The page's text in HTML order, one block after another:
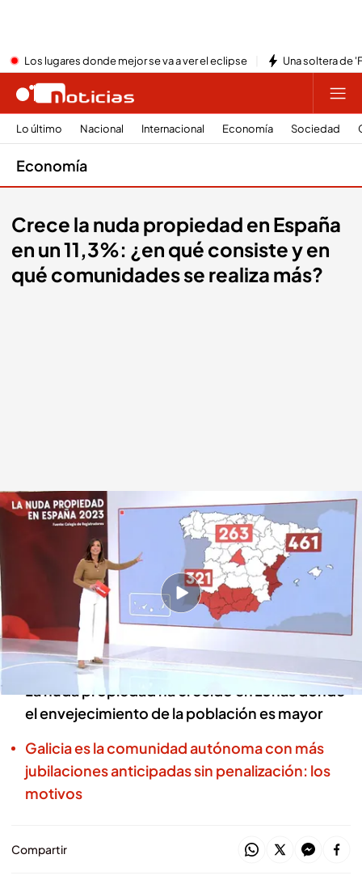
Los lugares donde mejor se va a ver el eclipse Una soltera de
Lo último Nacional Internacional Economía Sociedad
Economía
Crece la nuda propiedad en España
en un 11,3%: ¿en qué consiste y en
qué comunidades se realiza más?
Crece la nuda propiedad en España en un 11,3%
Redacción digital Noticias Cuatro
04 ABR 2024 - 18:44h.
El colegio de registradores afirma que ha
aumentado la nuda propiedad en un 11,3% en
2023
La nuda propiedad ha crecido en zonas donde
el envejecimiento de la población es mayor
Galicia es la comunidad autónoma con más
jubilaciones anticipadas sin penalización: los
motivos
Compartir